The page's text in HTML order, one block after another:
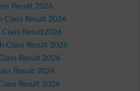
Result 2026
Class Result 2026
Class Result2026
Class Result 2026
Result 2026
Result 2026
Result 2026